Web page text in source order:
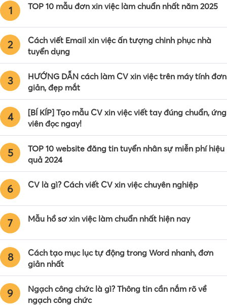
1 TOP 10 mẫu đơn xin việc làm chuẩn nhất năm 2025
2
Cách viết Email xin việc ấn tượng chinh phục nhà
tuyển dụng
3
HƯỚNG DẪN cách làm CV xin việc trên máy tính đơn
giản, đẹp mắt
4
[BÍ KÍP] Tạo mẫu CV xin việc viết tay đúng chuẩn, ứng
viên đọc ngay!
5
TOP 10 website đăng tin tuyển nhân sự miễn phí hiệu
quả 2024
6 CV là gì? Cách viết CV xin việc chuyên nghiệp
7 Mẫu hồ sơ xin việc làm chuẩn nhất hiện nay
8
Cách tạo mục lục tự động trong Word nhanh, đơn
giản nhất
9
Ngạch công chức là gì? Thông tin cần nắm rõ về
ngạch công chức